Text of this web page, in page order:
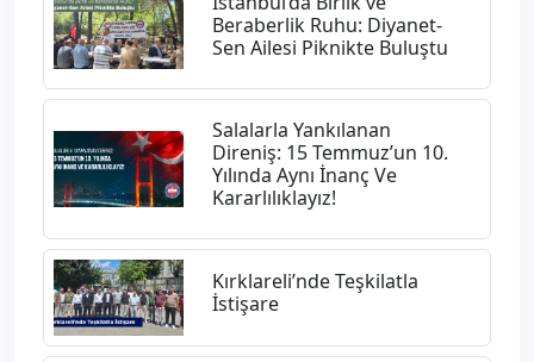
Beraberlik Ruhu: Diyanet-
Sen Ailesi Piknikte Buluştu
Salalarla Yankılanan
Direniş: 15 Temmuz’un 10.
Yılında Aynı İnanç Ve
Kararlılıklayız!
Kırklareli’nde Teşkilatla
İstişare